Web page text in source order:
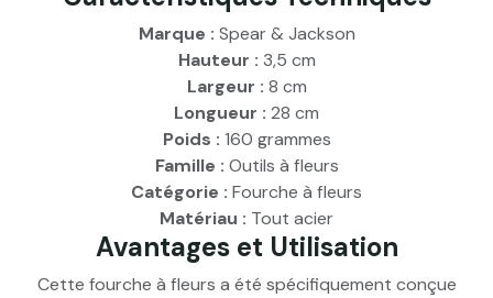
Marque : Spear & Jackson
Hauteur : 3,5 cm
Largeur : 8 cm
Longueur : 28 cm
Poids : 160 grammes
Famille : Outils à fleurs
Catégorie : Fourche à fleurs
Matériau : Tout acier
Avantages et Utilisation
Cette fourche à fleurs a été spécifiquement conçue